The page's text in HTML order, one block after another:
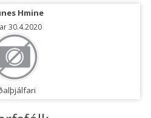
Hmine
30.4.2020